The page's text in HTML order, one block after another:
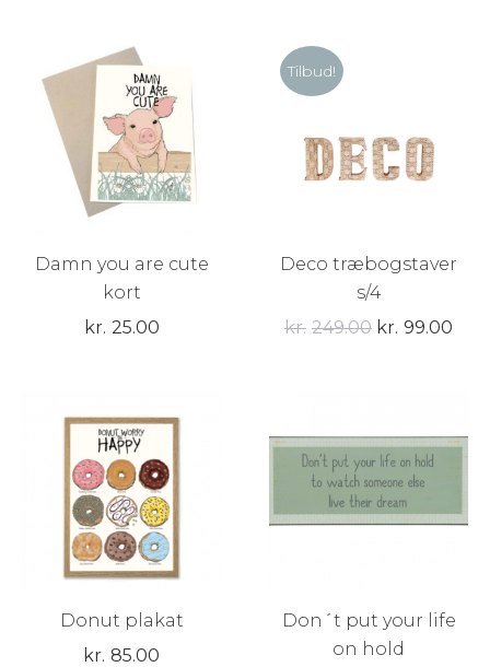
Damn you are cute
kort
kr. 25.00
Tilbud!
Deco træbogstaver
s/4
kr. 249.00 Den
kr.249.00.
kr. 99.00
Donut plakat
kr. 85.00
Don´t put your life
on hold